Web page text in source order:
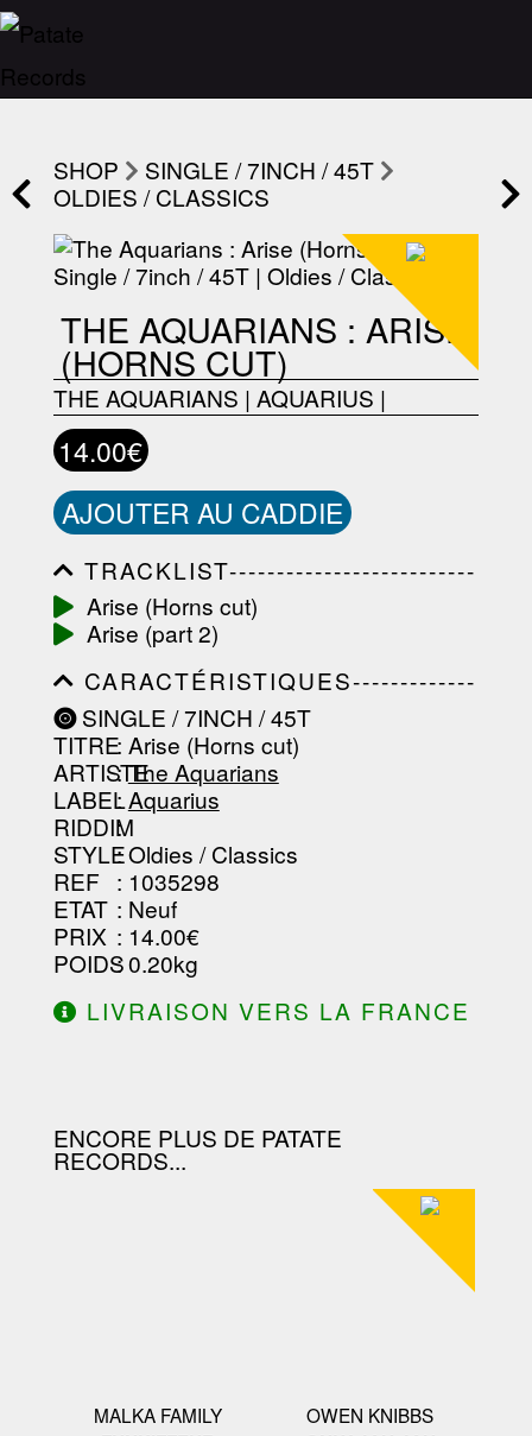
SHOP
SINGLE / 7INCH / 45T
OLDIES / CLASSICS
THE AQUARIANS : ARISE
(HORNS CUT)
THE AQUARIANS | AQUARIUS |
14.00€
AJOUTER AU CADDIE
TRACKLIST--------------------------
-----------------------------------------
-----------------------------------------
-----------------------------------------
-------------------
Arise (Horns cut)
Arise (part 2)
CARACTÉRISTIQUES-------------
-----------------------------------------
-----------------------------------------
-----------------------------------------
-----------------------------------------
--------------------------------
SINGLE / 7INCH / 45T
TITRE: Arise (Horns cut)
ARTISTE
:The Aquarians
LABEL
:Aquarius
RIDDIM
:
STYLE: Oldies / Classics
REF : 1035298
ETAT : Neuf
PRIX : 14.00€
POIDS: 0.20kg
LIVRAISON VERS LA FRANCE
ENCORE PLUS DE PATATE
RECORDS...
MALKA FAMILY
OWEN KNIBBS